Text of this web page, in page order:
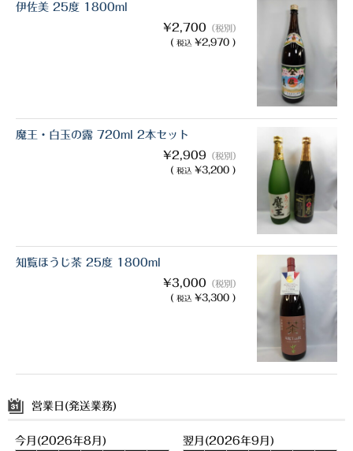
伊佐美 25度 1800ml
¥2,700 （税別）
( 税込 ¥2,970 )
魔王・白玉の露 720ml 2本セット
¥2,909 （税別）
( 税込 ¥3,200 )
知覧ほうじ茶 25度 1800ml
¥3,000 （税別）
( 税込 ¥3,300 )
営業日(発送業務)
今月(2026年8月)
翌月(2026年9月)